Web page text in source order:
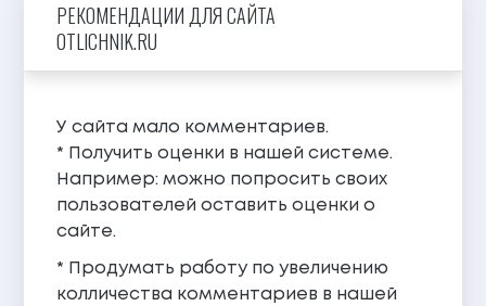
РЕКОМЕНДАЦИИ ДЛЯ САЙТА
0TLICHNIK.RU
У сайта мало комментариев.
* Получить оценки в нашей системе.
Например: можно попросить своих
пользователей оставить оценки о
сайте.
* Продумать работу по увеличению
колличества комментариев в нашей